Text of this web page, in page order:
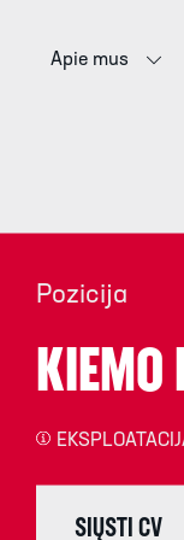
Apie mus
Pozicija
KIEMO
SIŲSTI CV